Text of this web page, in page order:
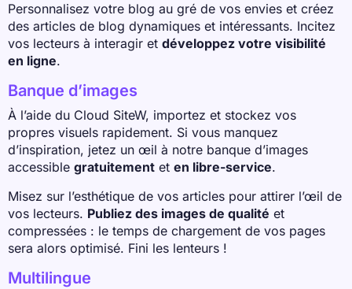
Personnalisez votre blog au gré de vos envies et créez
des articles de blog dynamiques et intéressants. Incitez
vos lecteurs à interagir et développez votre visibilité
en ligne.
Banque d’images
À l’aide du Cloud SiteW, importez et stockez vos
propres visuels rapidement. Si vous manquez
d’inspiration, jetez un œil à notre banque d’images
accessible gratuitement et en libre-service.
Misez sur l’esthétique de vos articles pour attirer l’œil de
vos lecteurs. Publiez des images de qualité et
compressées : le temps de chargement de vos pages
sera alors optimisé. Fini les lenteurs !
Multilingue